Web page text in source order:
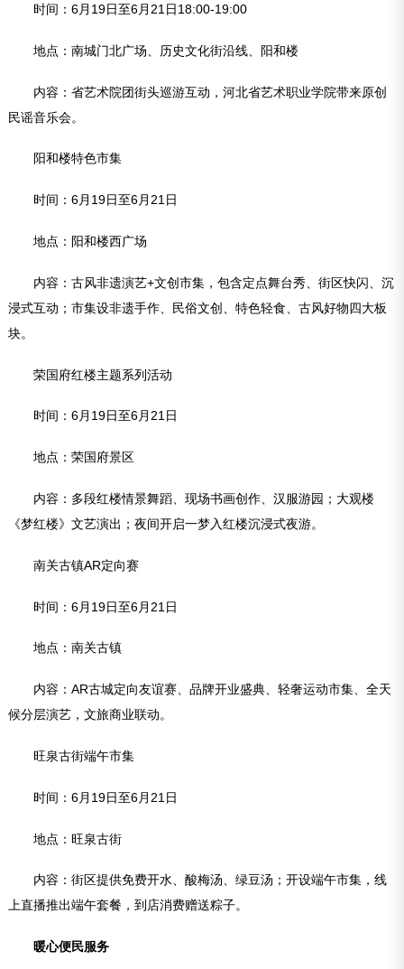
时间：6月19日至6月21日18:00-19:00
地点：南城门北广场、历史文化街沿线、阳和楼
内容：省艺术院团街头巡游互动，河北省艺术职业学院带来原创
民谣音乐会。
阳和楼特色市集
时间：6月19日至6月21日
地点：阳和楼西广场
内容：古风非遗演艺+文创市集，包含定点舞台秀、街区快闪、沉
浸式互动；市集设非遗手作、民俗文创、特色轻食、古风好物四大板
块。
荣国府红楼主题系列活动
时间：6月19日至6月21日
地点：荣国府景区
内容：多段红楼情景舞蹈、现场书画创作、汉服游园；大观楼
《梦红楼》文艺演出；夜间开启一梦入红楼沉浸式夜游。
南关古镇AR定向赛
时间：6月19日至6月21日
地点：南关古镇
内容：AR古城定向友谊赛、品牌开业盛典、轻奢运动市集、全天
候分层演艺，文旅商业联动。
旺泉古街端午市集
时间：6月19日至6月21日
地点：旺泉古街
内容：街区提供免费开水、酸梅汤、绿豆汤；开设端午市集，线
上直播推出端午套餐，到店消费赠送粽子。
暖心便民服务